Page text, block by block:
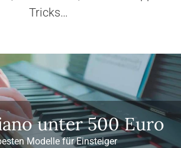
Tricks…
unter 500 Euro
Modelle für Einsteiger